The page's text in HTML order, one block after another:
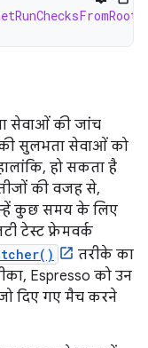
सेवाओं की जांच
सुलभता सेवाओं को
हो सकता है
की वजह से,
कुछ समय के लिए
टेस्ट फ़्रेमवर्क
तरीके का
Espresso को उन
दिए गए मैच करने